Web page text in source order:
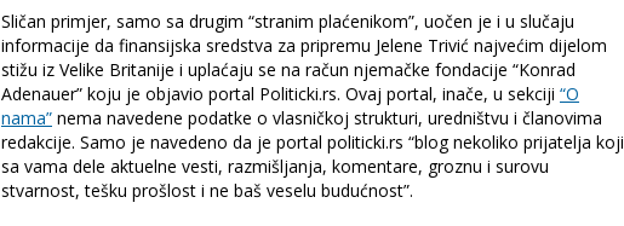
Sličan primjer, samo sa drugim “stranim plaćenikom”, uočen je i u slučaju
informacije da finansijska sredstva za pripremu Jelene Trivić najvećim dijelom
stižu iz Velike Britanije i uplaćaju se na račun njemačke fondacije “Konrad
Adenauer” koju je objavio portal Politicki.rs. Ovaj portal, inače, u sekciji “O
nama” nema navedene podatke o vlasničkoj strukturi, uredništvu i članovima
redakcije. Samo je navedeno da je portal politicki.rs “blog nekoliko prijatelja koji
sa vama dele aktuelne vesti, razmišljanja, komentare, groznu i surovu
stvarnost, tešku prošlost i ne baš veselu budućnost”.